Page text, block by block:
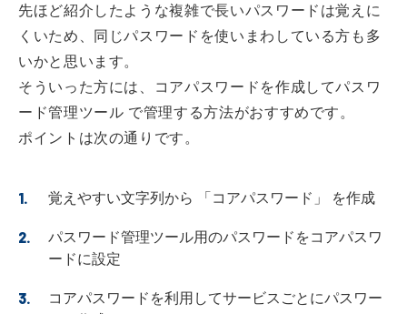
先ほど紹介したような複雑で長いパスワードは覚えに
くいため、同じパスワードを使いまわしている方も多
いかと思います。
そういった方には、コアパスワードを作成してパスワ
ード管理ツール で管理する方法がおすすめです。
ポイントは次の通りです。
覚えやすい文字列から 「コアパスワード」 を作成
パスワード管理ツール用のパスワードをコアパスワ
ードに設定
コアパスワードを利用してサービスごとにパスワー